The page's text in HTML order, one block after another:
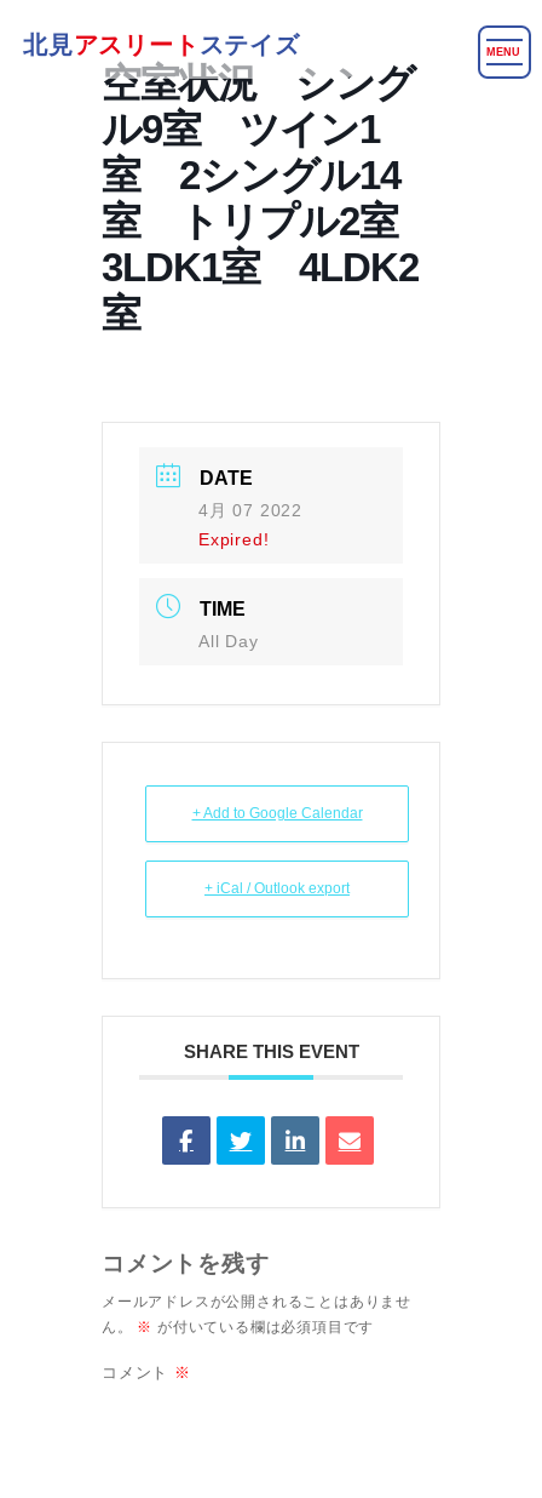
北見アスリート ステイズ MENU
空室状況 シング
ル9室 ツイン1
室 2シングル14
室 トリプル2室
3LDK1室 4LDK2
室
DATE
4月 07 2022
Expired!
TIME
All Day
+ Add to Google Calendar
+ iCal / Outlook export
SHARE THIS EVENT
コメントを残す
メールアドレスが公開されることはありませ
ん。
※ が付いている欄は必須項目です
コメント ※